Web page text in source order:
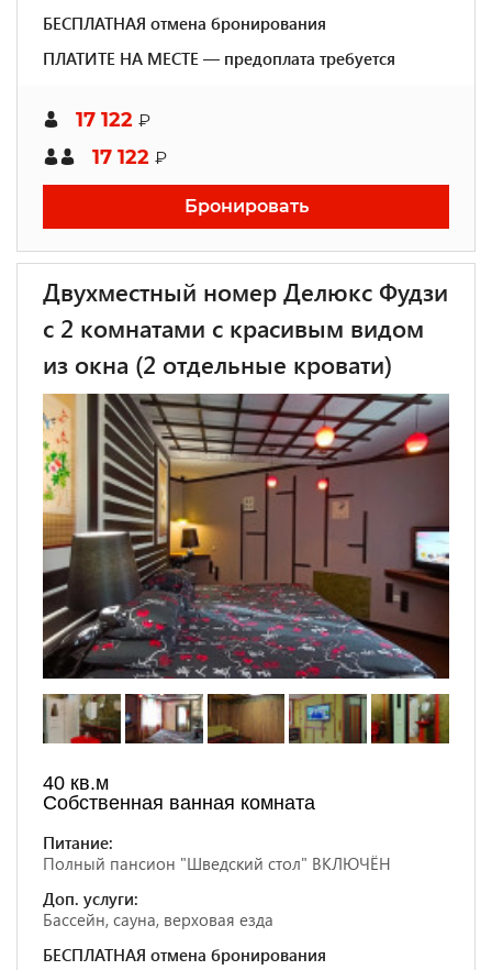
БЕСПЛАТНАЯ отмена бронирования
ПЛАТИТЕ НА МЕСТЕ — предоплата требуется
17 122 ₽
17 122 ₽
Бронировать
Двухместный номер Делюкс Фудзи
с 2 комнатами с красивым видом
из окна (2 отдельные кровати)
40 кв.м
Собственная ванная комната
Питание:
Полный пансион "Шведский стол" ВКЛЮЧЁН
Доп. услуги:
Бассейн, сауна, верховая езда
БЕСПЛАТНАЯ отмена бронирования